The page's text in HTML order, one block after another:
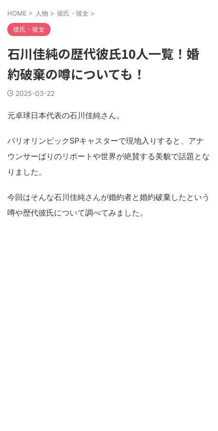
HOME > 人物 > 彼氏・彼女 >
彼氏・彼女
石川佳純の歴代彼氏10人一覧！婚
約破棄の噂についても！
2025-03-22
元卓球日本代表の石川佳純さん。
パリオリンピックSPキャスターで現地入りすると、アナ
ウンサーばりのリポートや世界が絶賛する美貌で話題とな
りました。
今回はそんな石川佳純さんが婚約者と婚約破棄したという
噂や歴代彼氏について調べてみました。